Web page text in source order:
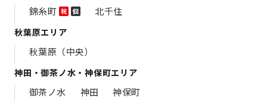
錦糸町 祝 個 北千住
秋葉原エリア
秋葉原（中央）
神田・御茶ノ水・神保町エリア
御茶ノ水 神田 神保町